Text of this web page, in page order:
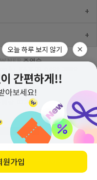
이내에 마이페이지내에서
로 전화/게시판으로
는 인터넷사이트에서 온라인
막3길 10 마포지사 1F
소요될수 있습니다.
나 주문 제작 상품일 경우엔
님 주문건 결제후 거래처에서
송기간 평균 주말제외 3~5일
수 있는점
부분발송하고 있으니 조금만
조연수
길 96, 3층(망우동,
중랑-0328호
개인정보처리방침
RIGHTS RESERVED.
오늘 하루 보지 않기
원가입